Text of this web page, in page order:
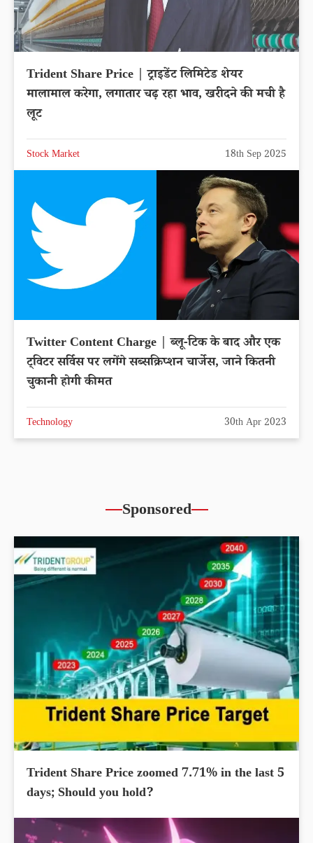
Trident Share Price | ट्राइडेंट लिमिटेड शेयर
मालामाल करेगा, लगातार चढ़ रहा भाव, खरीदने की मची है
लूट
Stock Market 18th Sep 2025
Twitter Content Charge | ब्लू-टिक के बाद और एक
ट्विटर सर्विस पर लगेंगे सब्सक्रिप्शन चार्जेस, जाने कितनी
चुकानी होगी कीमत
Technology 30th Apr 2023
Sponsored
Trident Share Price zoomed 7.71% in the last 5
days; Should you hold?